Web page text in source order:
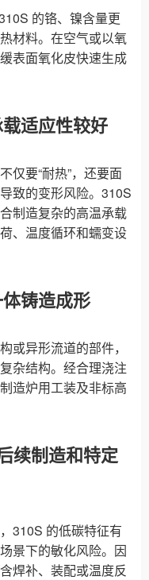
的铬、镍含量更
材料。在空气或以氧
表面氧化皮快速生成
适应性较好
仅要“耐热”，还要面
致的变形风险。310S
制造复杂的高温承载
、温度循环和蠕变设
铸造成形
或异形流道的部件，
杂结构。经合理浇注
造炉用工装及非标高
续制造和特定
310S 的低碳特征有
景下的敏化风险。因
焊补、装配或温度反